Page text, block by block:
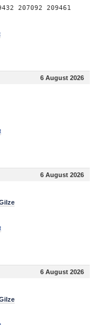
207092 209461
6 August 2026
6 August 2026
6 August 2026